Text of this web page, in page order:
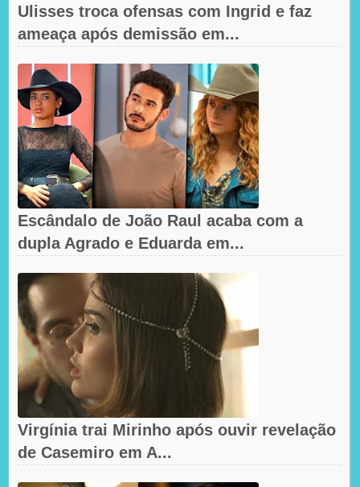
Ulisses troca ofensas com Ingrid e faz
ameaça após demissão em...
Escândalo de João Raul acaba com a
dupla Agrado e Eduarda em...
Virgínia trai Mirinho após ouvir revelação
de Casemiro em A...